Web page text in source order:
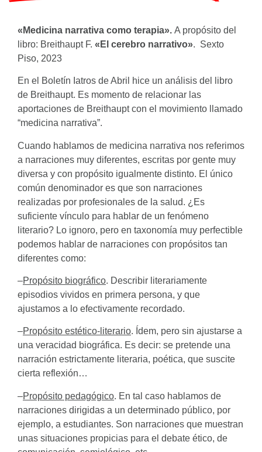
«Medicina narrativa como terapia». A propósito del
libro: Breithaupt F. «El cerebro narrativo». Sexto
Piso, 2023
En el Boletín Iatros de Abril hice un análisis del libro
de Breithaupt. Es momento de relacionar las
aportaciones de Breithaupt con el movimiento llamado
“medicina narrativa”.
Cuando hablamos de medicina narrativa nos referimos
a narraciones muy diferentes, escritas por gente muy
diversa y con propósito igualmente distinto. El único
común denominador es que son narraciones
realizadas por profesionales de la salud. ¿Es
suficiente vínculo para hablar de un fenómeno
literario? Lo ignoro, pero en taxonomía muy perfectible
podemos hablar de narraciones con propósitos tan
diferentes como:
–Propósito biográfico. Describir literariamente
episodios vividos en primera persona, y que
ajustamos a lo efectivamente recordado.
–Propósito estético-literario. Ídem, pero sin ajustarse a
una veracidad biográfica. Es decir: se pretende una
narración estrictamente literaria, poética, que suscite
cierta reflexión…
–Propósito pedagógico. En tal caso hablamos de
narraciones dirigidas a un determinado público, por
ejemplo, a estudiantes. Son narraciones que muestran
unas situaciones propicias para el debate ético, de